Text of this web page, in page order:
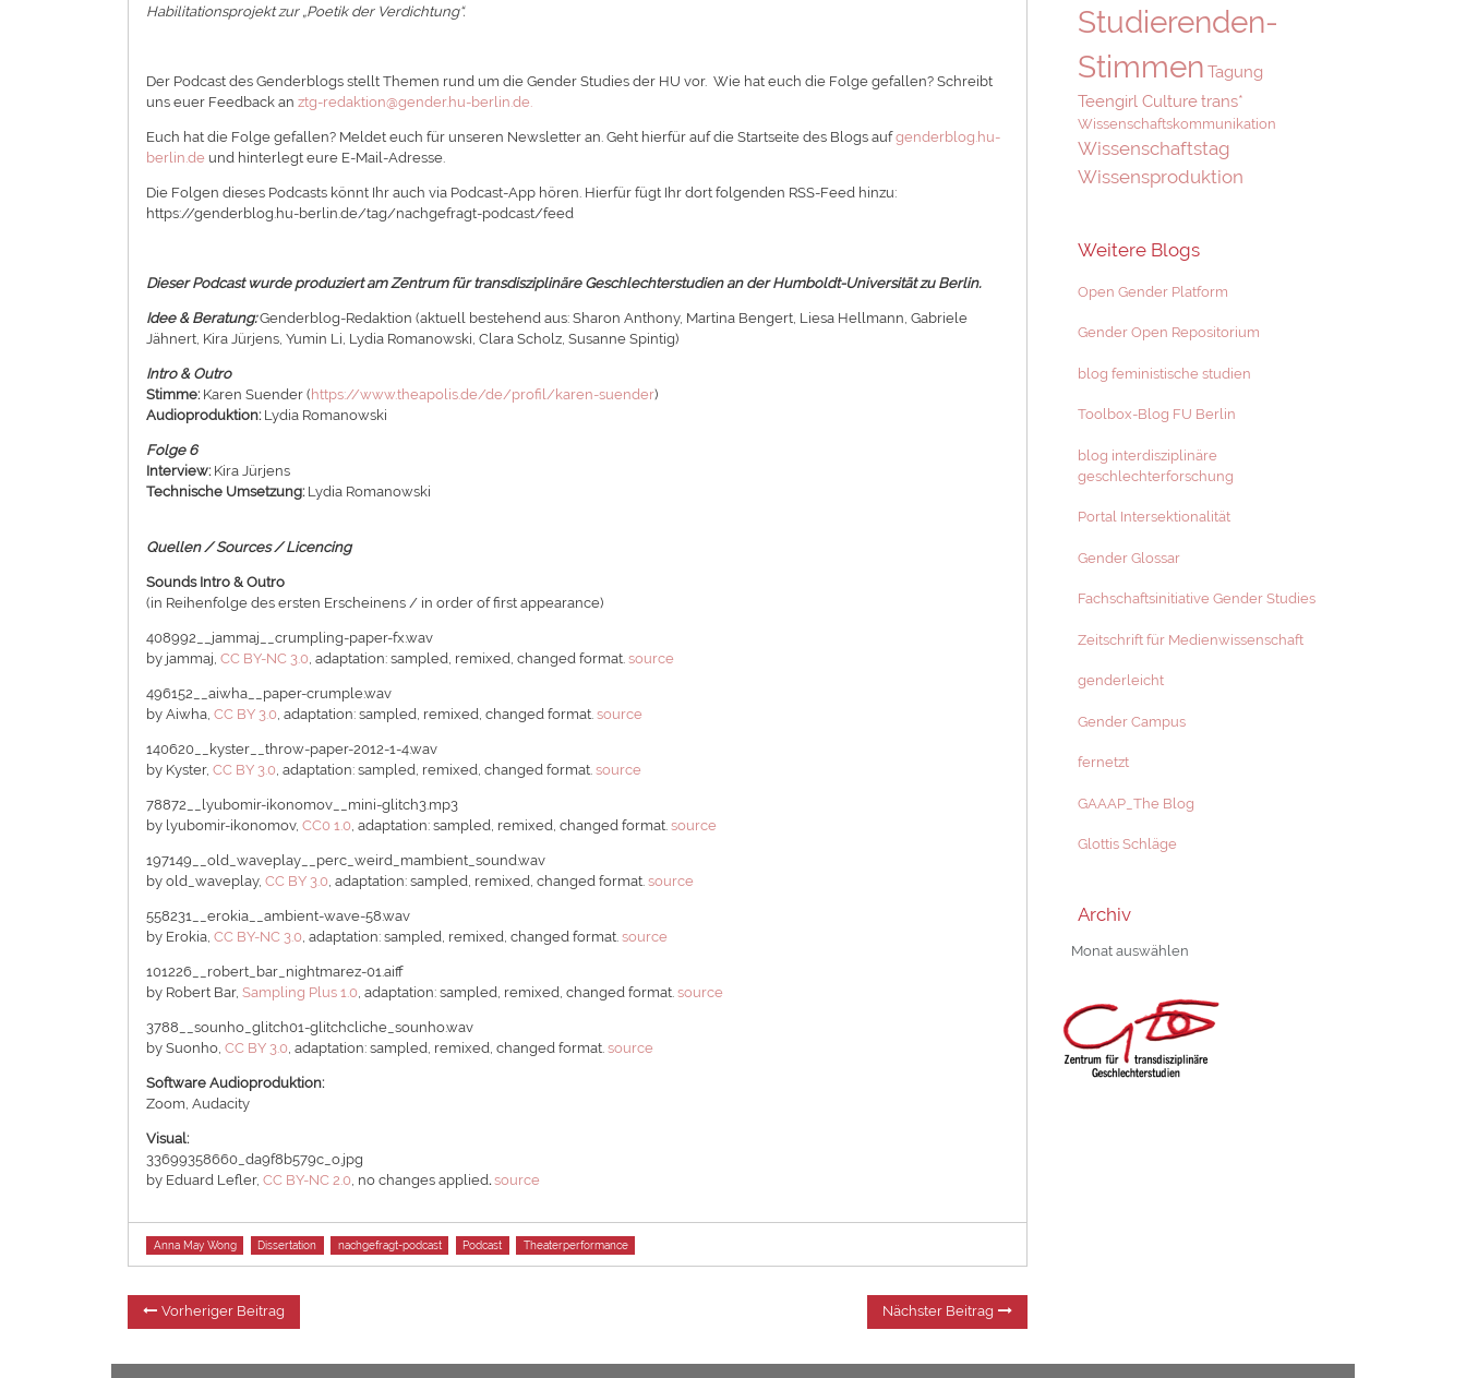
Habilitationsprojekt zur „Poetik der Verdichtung“.
Der Podcast des Genderblogs stellt Themen rund um die Gender Studies der HU vor. Wie hat euch die Folge gefallen? Schreibt
uns euer Feedback anztg-redaktion@gender.hu-berlin.de.
Euch hat die Folge gefallen? Meldet euch für unseren Newsletter an. Geht hierfür auf die Startseite des Blogs aufgenderblog.hu-
berlin.de und hinterlegt eure E-Mail-Adresse.
Die Folgen dieses Podcasts könnt Ihr auch via Podcast-App hören. Hierfür fügt Ihr dort folgenden RSS-Feed hinzu:
https://genderblog.hu-berlin.de/tag/nachgefragt-podcast/feed
Dieser Podcast wurde produziert am Zentrum für transdisziplinäre Geschlechterstudien an der Humboldt-Universität zu Berlin.
Idee & Beratung: Genderblog-Redaktion (aktuell bestehend aus: Sharon Anthony, Martina Bengert, Liesa Hellmann, Gabriele
Jähnert, Kira Jürjens, Yumin Li, Lydia Romanowski, Clara Scholz, Susanne Spintig)
Intro & Outro
Stimme: Karen Suender ( https://www.theapolis.de/de/profil/karen-suender)
Audioproduktion: Lydia Romanowski
Folge 6
Interview: Kira Jürjens
Technische Umsetzung: Lydia Romanowski
Quellen / Sources / Licencing
Sounds Intro & Outro
(in Reihenfolge des ersten Erscheinens / in order of first appearance)
408992__jammaj__crumpling-paper-fx.wav
by jammaj,CC BY-NC 3.0 , adaptation: sampled, remixed, changed format.source
496152__aiwha__paper-crumple.wav
by Aiwha,CC BY 3.0 , adaptation: sampled, remixed, changed format.source
140620__kyster__throw-paper-2012-1-4.wav
by Kyster,CC BY 3.0 , adaptation: sampled, remixed, changed format.source
78872__lyubomir-ikonomov__mini-glitch3.mp3
by lyubomir-ikonomov,CC0 1.0 , adaptation: sampled, remixed, changed format.source
197149__old_waveplay__perc_weird_mambient_sound.wav
by old_waveplay,CC BY 3.0 , adaptation: sampled, remixed, changed format.source
558231__erokia__ambient-wave-58.wav
by Erokia,CC BY-NC 3.0 , adaptation: sampled, remixed, changed format.source
101226__robert_bar_nightmarez-01.aiff
by Robert Bar,Sampling Plus 1.0 , adaptation: sampled, remixed, changed format.source
3788__sounho_glitch01-glitchcliche_sounho.wav
by Suonho,CC BY 3.0 , adaptation: sampled, remixed, changed format.source
Software Audioproduktion:
Zoom, Audacity
Visual:
33699358660_da9f8b579c_o.jpg
by Eduard Lefler,CC BY-NC 2.0 , no changes applied. source
Tags
Anna May Wong Dissertation nachgefragt-podcast Podcast Theaterperformance
Beitragsnavigation
Vorheriger Beitrag Nächster Beitrag
Studierenden-
Stimmen Tagung
Teengirl Culturetrans*
Wissenschaftskommunikation
Wissenschaftstag
Wissensproduktion
Weitere Blogs
Open Gender Platform
Gender Open Repositorium
blog feministische studien
Toolbox-Blog FU Berlin
blog interdisziplinäre
geschlechterforschung
Portal Intersektionalität
Gender Glossar
Fachschaftsinitiative Gender Studies
Zeitschrift für Medienwissenschaft
genderleicht
Gender Campus
fernetzt
GAAAP_The Blog
Glottis Schläge
Archiv
Archiv